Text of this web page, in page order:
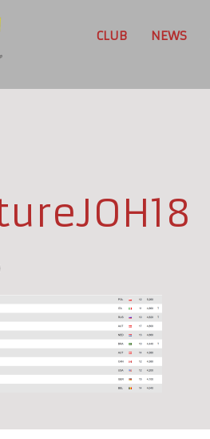
CLUB NEWS